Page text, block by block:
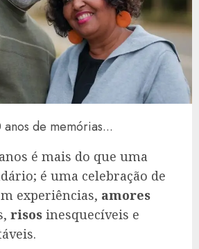
de memórias...
é mais do que uma
é uma celebração de
experiências, amores
risos inesquecíveis e